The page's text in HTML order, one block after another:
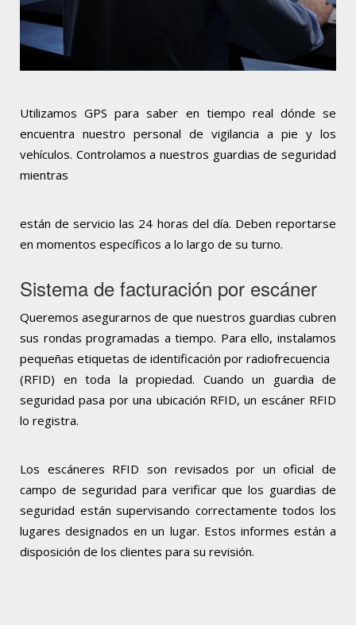
Utilizamos GPS para saber en tiempo real dónde se
encuentra nuestro personal de vigilancia a pie y los
vehículos. Controlamos a nuestros guardias de seguridad
mientras
están de servicio las 24 horas del día. Deben reportarse
en momentos específicos a lo largo de su turno.
Sistema de facturación por escáner
Queremos asegurarnos de que nuestros guardias cubren
sus rondas programadas a tiempo. Para ello, instalamos
pequeñas etiquetas de identificación por radiofrecuencia
(RFID) en toda la propiedad. Cuando un guardia de
seguridad pasa por una ubicación RFID, un escáner RFID
lo registra.
Los escáneres RFID son revisados por un oficial de
campo de seguridad para verificar que los guardias de
seguridad están supervisando correctamente todos los
lugares designados en un lugar. Estos informes están a
disposición de los clientes para su revisión.